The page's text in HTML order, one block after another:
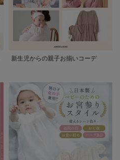
新生児からの親子お揃いコーデ